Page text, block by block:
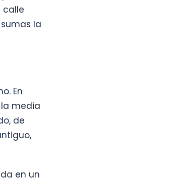
calle
la
En
media
de
en un